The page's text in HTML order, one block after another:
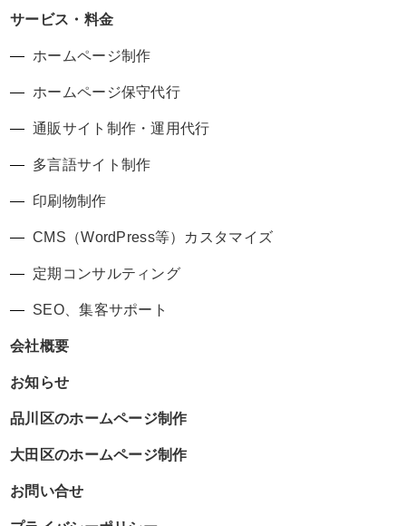
サービス・料金
ホームページ制作
ホームページ保守代行
通販サイト制作・運用代行
多言語サイト制作
印刷物制作
CMS（WordPress等）カスタマイズ
定期コンサルティング
SEO、集客サポート
会社概要
お知らせ
品川区のホームページ制作
大田区のホームページ制作
お問い合せ